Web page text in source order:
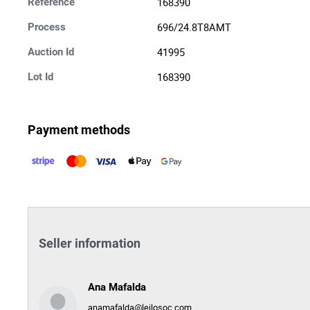
Process 696/24.8T8AMT
Auction Id 41995
Lot Id 168390
Payment methods
Seller information
Ana Mafalda
anamafalda@leilosoc.com